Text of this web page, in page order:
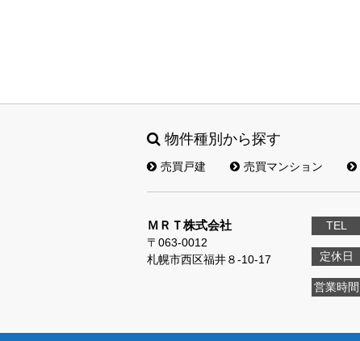
物件種別から探す
売買戸建 売買マンション
ＭＲＴ株式会社
〒063-0012
札幌市西区福井８‐10‐17
TEL
定休日
営業時間